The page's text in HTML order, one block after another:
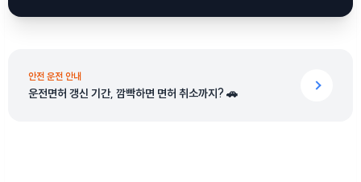
안전 운전 안내
운전면허 갱신 기간, 깜빡하면 면허 취소까지? 🚗